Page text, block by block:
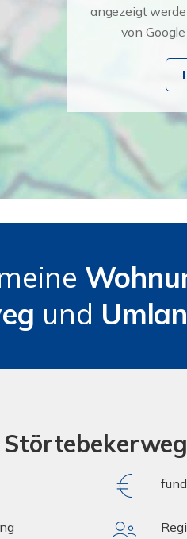
angezeigt
von
und